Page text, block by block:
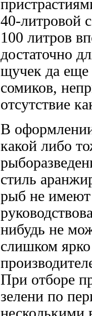
40-литровой
100 литров
достаточно
щучек да еще
сомиков,
отсутствие
В
какой либо
стиль
рыб не
нибудь не
слишком
При отборе
зелени по